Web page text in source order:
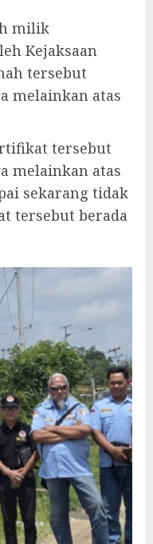
milik
Kejaksaan
tersebut
melainkan atas
tersebut
melainkan atas
sekarang tidak
tersebut berada